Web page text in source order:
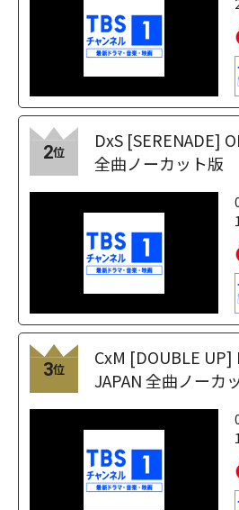
2位
DxS [SERENADE]
全曲ノーカット版
3位
CxM [DOUBLE UP]
JAPAN 全曲ノーカ